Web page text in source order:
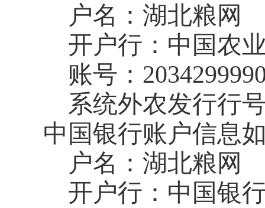
户名：湖北粮网
开户行：中国农
账号：
系统外农发行行
中国银行账户信息
户名：湖北粮网
开户行：中国银